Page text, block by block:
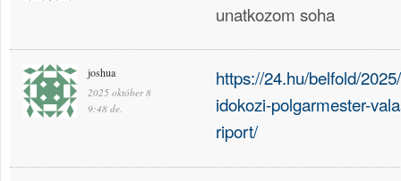
unatkozom soha
joshua
2025 október 8
9:48 de.
https://24.hu/belfold/
idokozi-polgarmester-
riport/